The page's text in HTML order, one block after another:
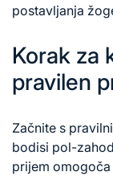
postavljanja
Korak za
pravilen
Začnite s
bodisi pol-
prijem